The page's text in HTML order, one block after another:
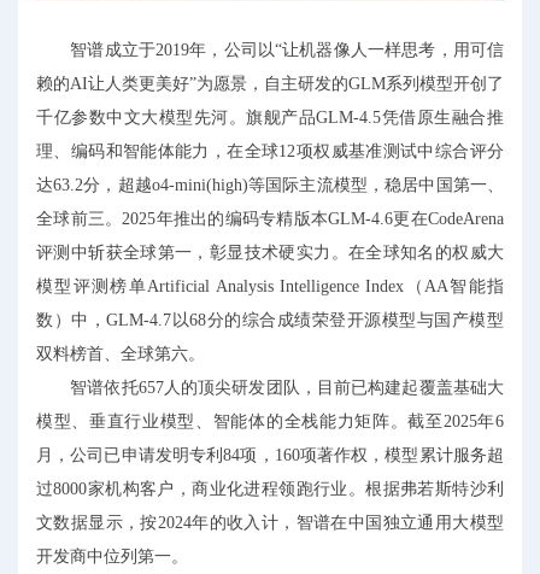
智谱成立于2019年，公司以“让机器像人一样思考，用可信
赖的AI让人类更美好”为愿景，自主研发的GLM系列模型开创了
千亿参数中文大模型先河。旗舰产品GLM-4.5凭借原生融合推
理、编码和智能体能力，在全球12项权威基准测试中综合评分
达63.2分，超越o4-mini(high)等国际主流模型，稳居中国第一、
全球前三。2025年推出的编码专精版本GLM-4.6更在CodeArena
评测中斩获全球第一，彰显技术硬实力。在全球知名的权威大
模型评测榜单Artificial Analysis Intelligence Index（AA智能指
数）中，GLM-4.7以68分的综合成绩荣登开源模型与国产模型
双料榜首、全球第六。
智谱依托657人的顶尖研发团队，目前已构建起覆盖基础大
模型、垂直行业模型、智能体的全栈能力矩阵。截至2025年6
月，公司已申请发明专利84项，160项著作权，模型累计服务超
过8000家机构客户，商业化进程领跑行业。根据弗若斯特沙利
文数据显示，按2024年的收入计，智谱在中国独立通用大模型
开发商中位列第一。